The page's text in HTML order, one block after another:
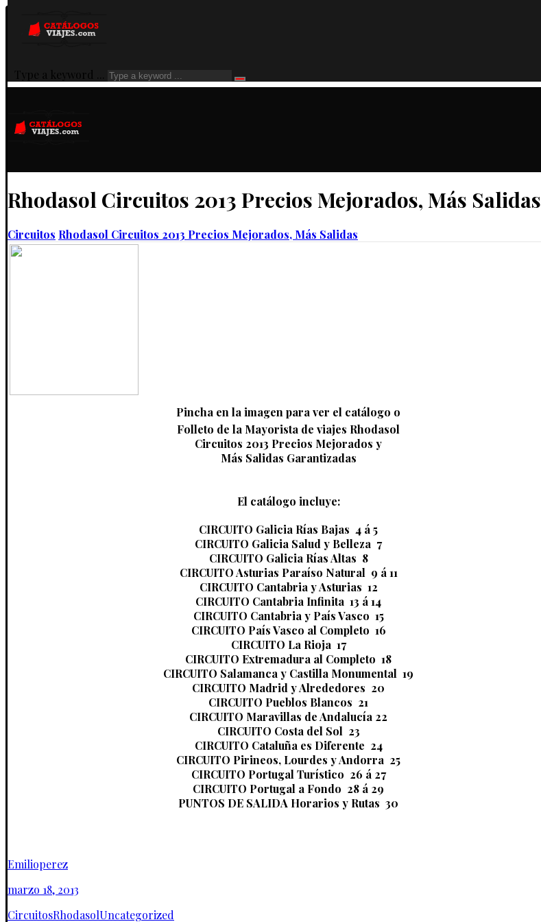
Type a keyword ...
Rhodasol Circuitos 2013 Precios Mejorados, Más Salidas
Circuitos Rhodasol Circuitos 2013 Precios Mejorados, Más Salidas
Pincha en la imagen para ver el catálogo o
Folleto de la Mayorista de viajes Rhodasol
Circuitos 2013 Precios Mejorados y
Más Salidas Garantizadas
El catálogo incluye:
CIRCUITO Galicia Rías Bajas 4 á 5
CIRCUITO Galicia Salud y Belleza 7
CIRCUITO Galicia Rías Altas 8
CIRCUITO Asturias Paraíso Natural 9 á 11
CIRCUITO Cantabria y Asturias 12
CIRCUITO Cantabria Infinita 13 á 14
CIRCUITO Cantabria y País Vasco 15
CIRCUITO País Vasco al Completo 16
CIRCUITO La Rioja 17
CIRCUITO Extremadura al Completo 18
CIRCUITO Salamanca y Castilla Monumental 19
CIRCUITO Madrid y Alrededores 20
CIRCUITO Pueblos Blancos 21
CIRCUITO Maravillas de Andalucía 22
CIRCUITO Costa del Sol 23
CIRCUITO Cataluña es Diferente 24
CIRCUITO Pirineos, Lourdes y Andorra 25
CIRCUITO Portugal Turístico 26 á 27
CIRCUITO Portugal a Fondo 28 á 29
PUNTOS DE SALIDA Horarios y Rutas 30
Emilioperez
marzo 18, 2013
CircuitosRhodasolUncategorized